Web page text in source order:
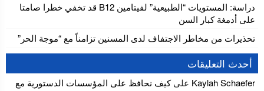
دراسة: المستويات “الطبيعية” لفيتامين B12 قد تخفي خطرا صامتا
على أدمغة كبار السن
تحذيرات من مخاطر الاجتفاف لدى المسنين تزامناً مع “موجة الحر”
أحدث التعليقات
Kaylah Schaefer علىكيف نحافظ على المؤسسات الدستورية مع